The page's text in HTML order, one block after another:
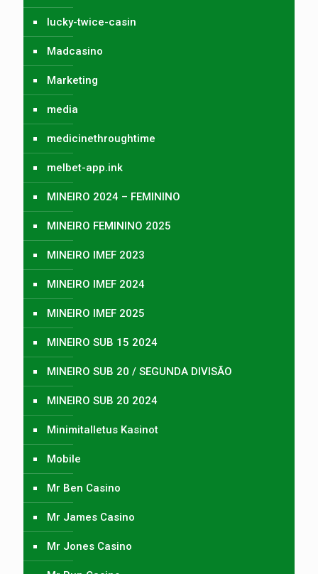
lucky-twice-casin
Madcasino
Marketing
media
medicinethroughtime
melbet-app.ink
MINEIRO 2024 – FEMININO
MINEIRO FEMININO 2025
MINEIRO IMEF 2023
MINEIRO IMEF 2024
MINEIRO IMEF 2025
MINEIRO SUB 15 2024
MINEIRO SUB 20 / SEGUNDA DIVISÃO
MINEIRO SUB 20 2024
Minimitalletus Kasinot
Mobile
Mr Ben Casino
Mr James Casino
Mr Jones Casino